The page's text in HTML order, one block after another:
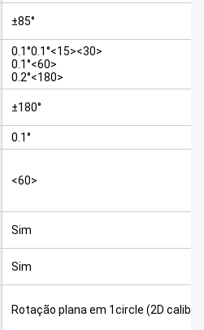
±85°
0.1°0.1°<15><30>
0.1°<60>
0.2°<180>
±180°
0.1°
<60>
Sim
Sim
Rotação plana em 1circle (2D